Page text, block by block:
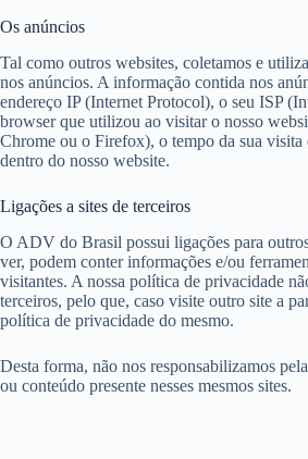
Os anúncios
Tal como outros websites, coletamos e
nos anúncios. A informação contida nos
endereço IP (Internet Protocol), o seu ISP
browser que utilizou ao visitar o nosso
Chrome ou o Firefox), o tempo da sua visita
dentro do nosso website.
Ligações a sites de terceiros
O ADV do Brasil possui ligações para
ver, podem conter informações e/ou
visitantes. A nossa política de privacidade
terceiros, pelo que, caso visite outro site a
política de privacidade do mesmo.
Desta forma, não nos responsabilizamos
ou conteúdo presente nesses mesmos sites.